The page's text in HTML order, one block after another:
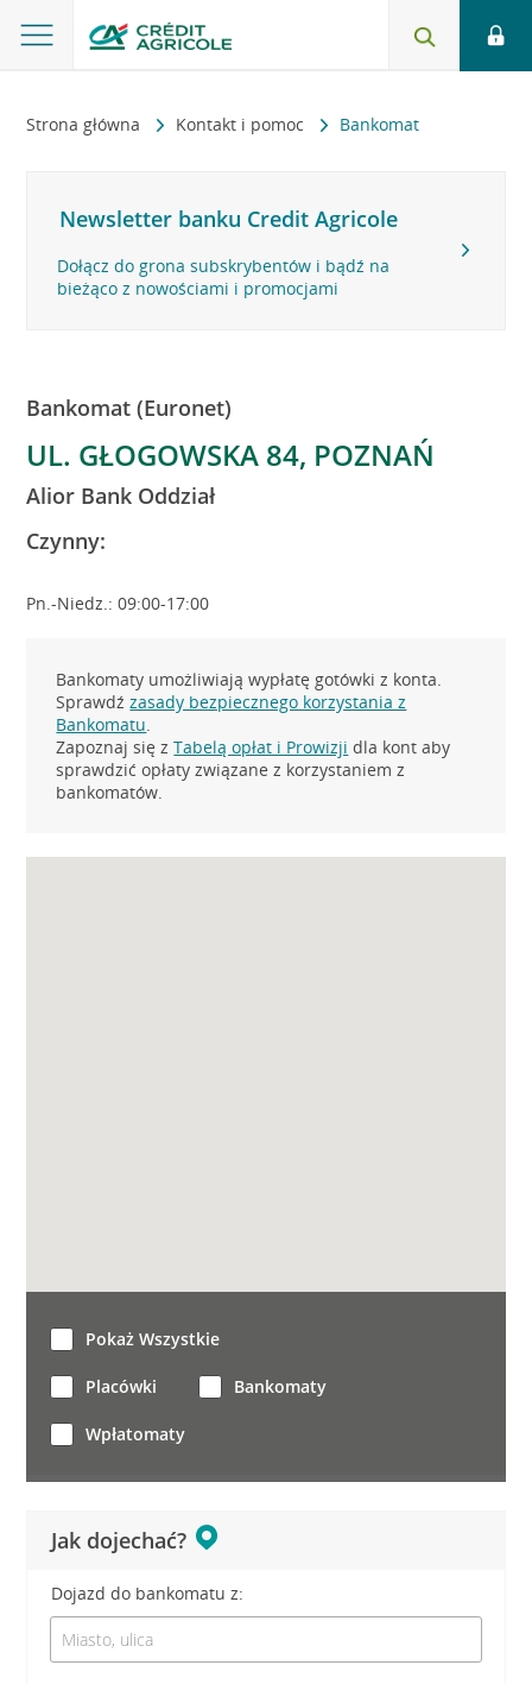
Strona główna Kontakt i pomoc Bankomat
Newsletter banku Credit Agricole
Dołącz do grona subskrybentów i bądź na
bieżąco z nowościami i promocjami
Bankomat (Euronet)
UL. GŁOGOWSKA 84, POZNAŃ
Alior Bank Oddział
Czynny:
Pn.-Niedz.: 09:00-17:00
Bankomaty umożliwiają wypłatę gotówki z konta.
Sprawdźzasady bezpiecznego korzystania z
Bankomatu.
Zapoznaj się zTabelą opłat i Prowizji dla kont aby
sprawdzić opłaty związane z korzystaniem z
bankomatów.
Jak dojechać?
Dojazd do bankomatu z:
Pokaż Wszystkie
Placówki Bankomaty
Wpłatomaty